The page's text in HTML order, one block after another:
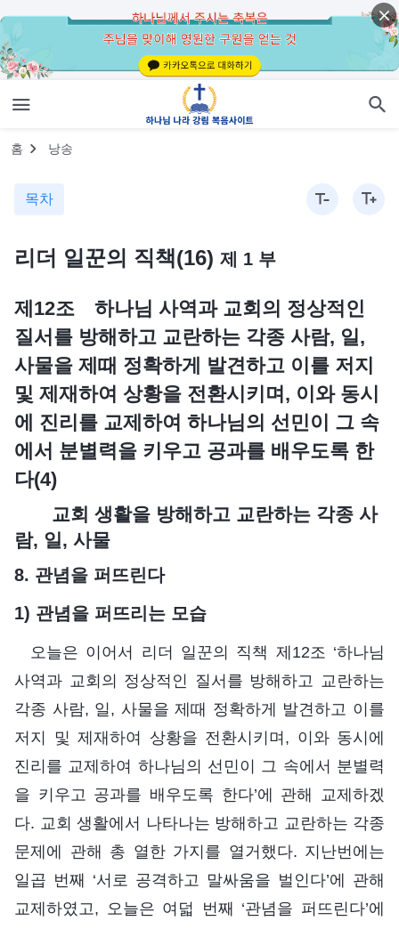
홈 낭송
목차
리더 일꾼의 직책(16) 제 1 부
제12조 하나님 사역과 교회의 정상적인
질서를 방해하고 교란하는 각종 사람, 일,
사물을 제때 정확하게 발견하고 이를 저지
및 제재하여 상황을 전환시키며, 이와 동시
에 진리를 교제하여 하나님의 선민이 그 속
에서 분별력을 키우고 공과를 배우도록 한
다(4)
교회 생활을 방해하고 교란하는 각종 사
람, 일, 사물
8. 관념을 퍼뜨린다
1) 관념을 퍼뜨리는 모습
오늘은 이어서 리더 일꾼의 직책 제12조 ‘하나님
사역과 교회의 정상적인 질서를 방해하고 교란하는
각종 사람, 일, 사물을 제때 정확하게 발견하고 이를
저지 및 제재하여 상황을 전환시키며, 이와 동시에
진리를 교제하여 하나님의 선민이 그 속에서 분별력
을 키우고 공과를 배우도록 한다’에 관해 교제하겠
다. 교회 생활에서 나타나는 방해하고 교란하는 각종
문제에 관해 총 열한 가지를 열거했다. 지난번에는
일곱 번째 ‘서로 공격하고 말싸움을 벌인다’에 관해
교제하였고, 오늘은 여덟 번째 ‘관념을 퍼뜨린다’에